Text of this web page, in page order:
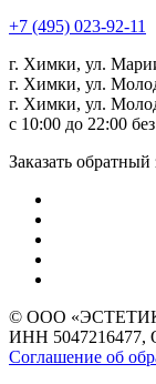
+7 (495) 023-92-11
г. Химки, ул.
г. Химки, ул.
г. Химки, ул.
с 10:00 до 22:00
Заказать обратный
© ООО
ИНН 5047216477,
Соглашение об